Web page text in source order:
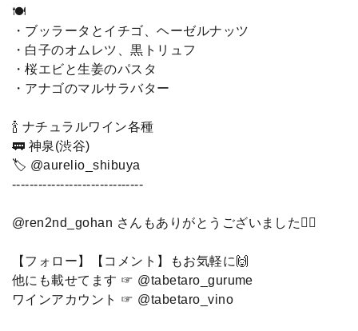
🍽
・ブッラータとイチゴ、ヘーゼルナッツ
・白子のオムレツ、黒トリュフ
・桜エビと生姜のパスタ
・アナゴのマルサラバター
🍾 ナチュラルワイン各種
🚃 神泉(渋谷)
🏷 @aurelio_shibuya
------------------------------
@ren2nd_gohan さんもありがとうございました🙇‍♂️
【フォロー】【コメント】もお気軽に🙌
他にも載せてます ☞ @tabetaro_gurume
ワインアカウント ☞ @tabetaro_vino